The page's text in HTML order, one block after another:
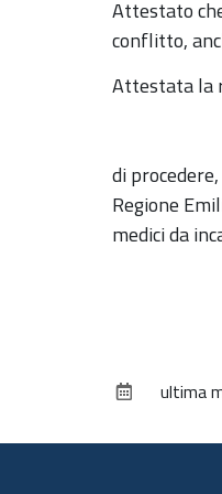
Attestato
conflitto,
Attestata la
di
Regione
medici da
ultima